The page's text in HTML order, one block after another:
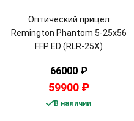
Оптический прицел
Remington Phantom 5-25x56
FFP ED (RLR-25X)
66000 ₽
59900 ₽
В наличии